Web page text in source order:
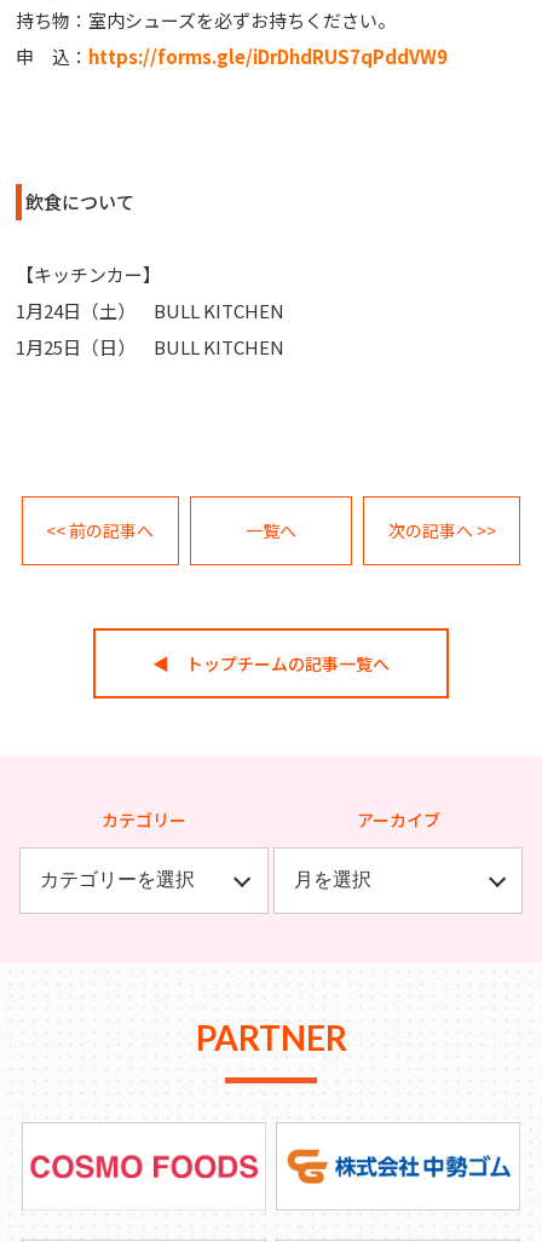
持ち物：室内シューズを必ずお持ちください。
申 込： https://forms.gle/iDrDhdRUS7qPddVW9
飲食について
【キッチンカー】
1月24日（土） BULL KITCHEN
1月25日（日） BULL KITCHEN
<< 前の記事へ 一覧へ 次の記事へ >>
◀︎ トップチームの記事一覧へ
カテゴリー アーカイブ
PARTNER